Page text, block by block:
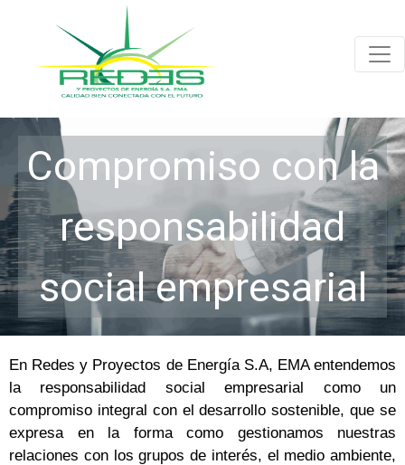
Compromiso con la
responsabilidad
social empresarial
En Redes y Proyectos de Energía S.A, EMA entendemos
la responsabilidad social empresarial como un
compromiso integral con el desarrollo sostenible, que se
expresa en la forma como gestionamos nuestras
relaciones con los grupos de interés, el medio ambiente,